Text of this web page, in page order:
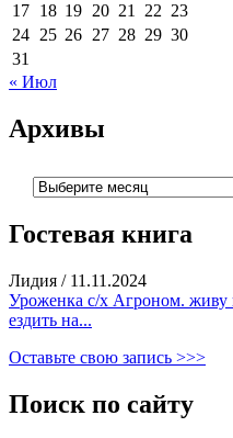
17 18 19 20 21 22 23
24 25 26 27 28 29 30
31
« Июл
Архивы
Архивы
Гостевая книга
Лидия / 11.11.2024
Уроженка с/х Агроном. живу
ездить на...
Оставьте свою запись >>>
Поиск по сайту